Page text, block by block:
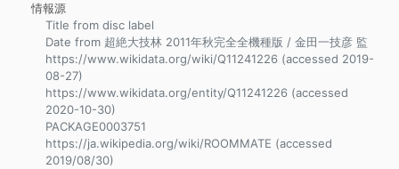
情報源
Title from disc label
Date from 超絶大技林 2011年秋完全全機種版 / 金田一技彦 監
https://www.wikidata.org/wiki/Q11241226 (accessed 2019-
08-27)
https://www.wikidata.org/entity/Q11241226 (accessed
2020-10-30)
PACKAGE0003751
https://ja.wikipedia.org/wiki/ROOMMATE (accessed
2019/08/30)